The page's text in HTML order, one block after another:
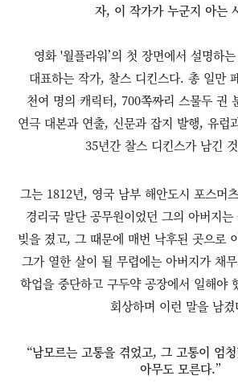
자, 이 작가가 누군지 아는
영화 '월플라워’의 첫 장면에서 설명하
대표하는 작가, 찰스 디킨스다. 총 일만
천여 명의 캐릭터, 700쪽짜리 스물두 권
연극 대본과 연출, 신문과 잡지 발행, 유럽
35년간 찰스 디킨스가 남긴
그는 1812년, 영국 남부 해안도시 포스머
경리국 말단 공무원이었던 그의 아버지
빚을 졌고, 그 때문에 매번 낙후된 곳으로
그가 열한 살이 될 무렵에는 아버지가 채
학업을 중단하고 구두약 공장에서 일해야
회상하며 이런 말을 남겼
“남모르는 고통을 겪었고, 그 고통이 엄
아무도 모른다.”